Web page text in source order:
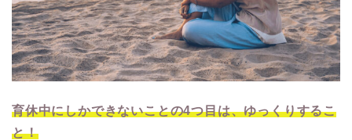
育休中にしかできないことの4つ目は、ゆっくりするこ
と！